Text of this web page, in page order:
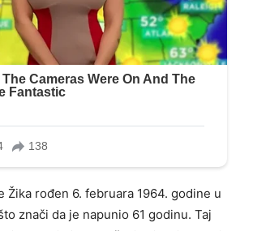
Žika rođen 6. februara 1964. godine u
znači da je napunio 61 godinu. Taj